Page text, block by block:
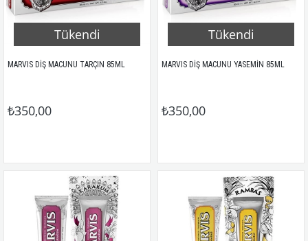
Tükendi
MARVIS DİŞ MACUNU TARÇIN 85ML
₺350,00
Tükendi
MARVIS DİŞ MACUNU YASEMİN 85ML
₺350,00